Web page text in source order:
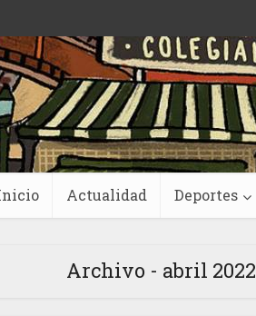
Actualidad Deportes
Archivo - abril 2022